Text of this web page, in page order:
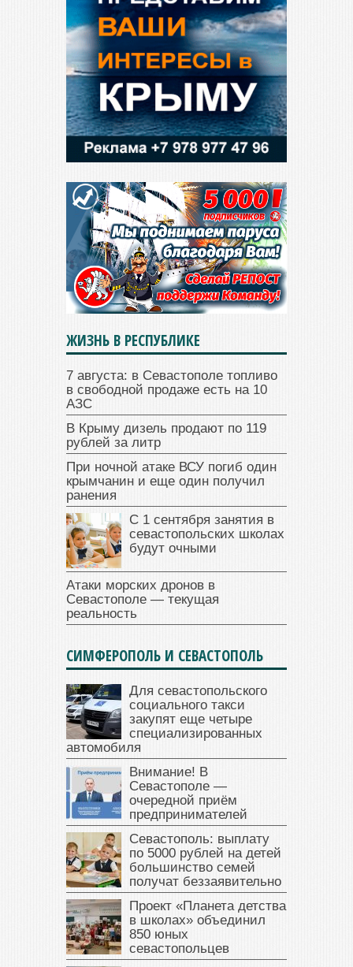
ЖИЗНЬ В РЕСПУБЛИКЕ
7 августа: в Севастополе топливо
в свободной продаже есть на 10
АЗС
В Крыму дизель продают по 119
рублей за литр
При ночной атаке ВСУ погиб один
крымчанин и еще один получил
ранения
С 1 сентября занятия в
севастопольских школах
будут очными
Атаки морских дронов в
Севастополе — текущая
реальность
СИМФЕРОПОЛЬ И СЕВАСТОПОЛЬ
Для севастопольского
социального такси
закупят еще четыре
специализированных
автомобиля
Внимание! В
Севастополе —
очередной приём
предпринимателей
Севастополь: выплату
по 5000 рублей на детей
большинство семей
получат беззаявительно
Проект «Планета детства
в школах» объединил
850 юных
севастопольцев